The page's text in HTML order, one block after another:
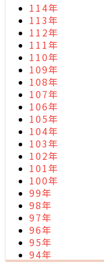
114年
113年
112年
111年
110年
109年
108年
107年
106年
105年
104年
103年
102年
101年
100年
99年
98年
97年
96年
95年
94年